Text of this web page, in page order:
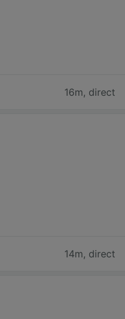
16m, direct
14m, direct